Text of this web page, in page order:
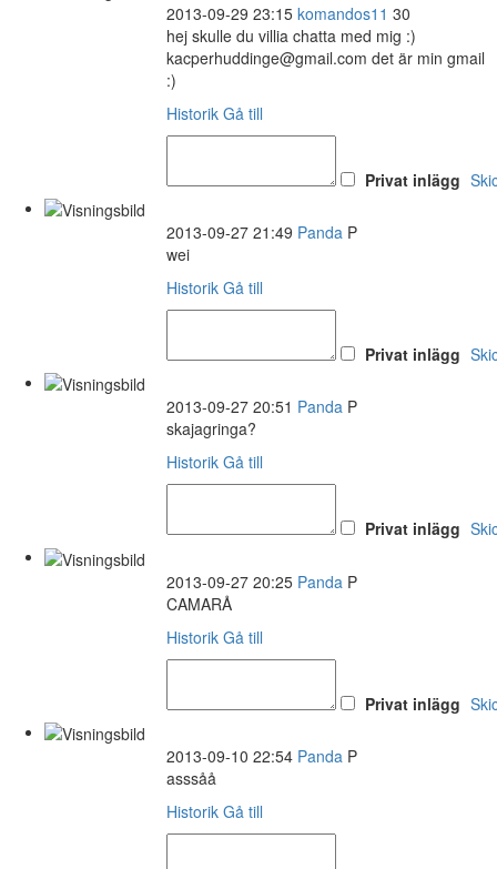
2013-09-29 23:15 komandos11 30
hej skulle du villia chatta med mig :)
kacperhuddinge@gmail.com det är min gmail
:)
Historik Gå till
Privat inlägg
2013-09-27 21:49 Panda P
wei
Historik Gå till
Privat inlägg
2013-09-27 20:51 Panda P
skajagringa?
Historik Gå till
Privat inlägg
2013-09-27 20:25 Panda P
CAMARÅ
Historik Gå till
Privat inlägg
2013-09-10 22:54 Panda P
asssåå
Historik Gå till